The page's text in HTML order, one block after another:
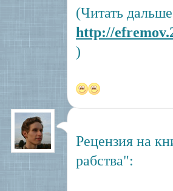
(Читать
http://
)
Рецензия на
рабства":